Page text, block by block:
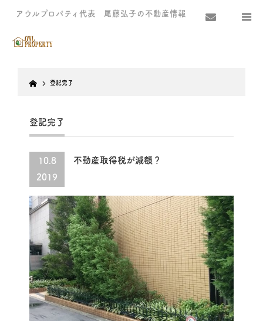
アウルプロパティ代表 尾藤弘子の不動産情報
Home登記完了
登記完了
10.8
2019
不動産取得税が減額？